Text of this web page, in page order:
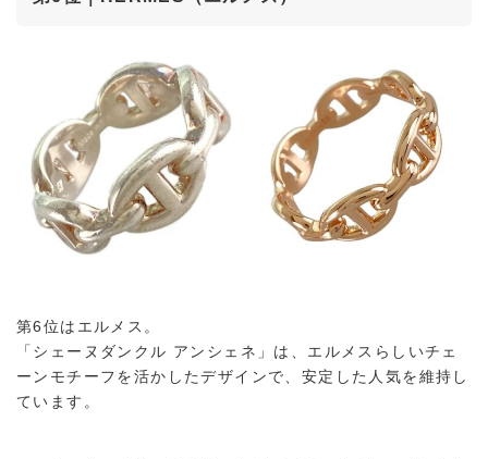
第6位はエルメス。
「シェーヌダンクル アンシェネ」は、エルメスらしいチェ
ーンモチーフを活かしたデザインで、安定した人気を維持し
ています。